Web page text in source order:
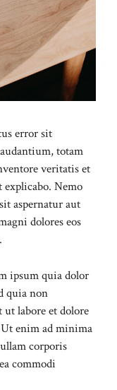
error sit
totam
veritatis et
explicabo. Nemo
aspernatur aut
dolores eos
ipsum quia dolor
quia non
labore et dolore
enim ad minima
corporis
commodi